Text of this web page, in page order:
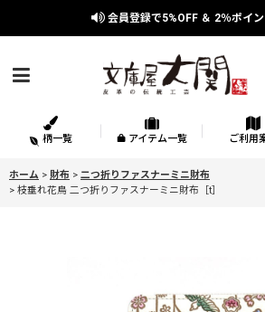
会員登録で5%OFF ＆ 2％ポイ
柄一覧 アイテム一覧 ご利用
ホーム > 財布 > 二つ折りファスナーミニ財布
> 枝垂れ花鳥 二つ折りファスナーミニ財布［t］